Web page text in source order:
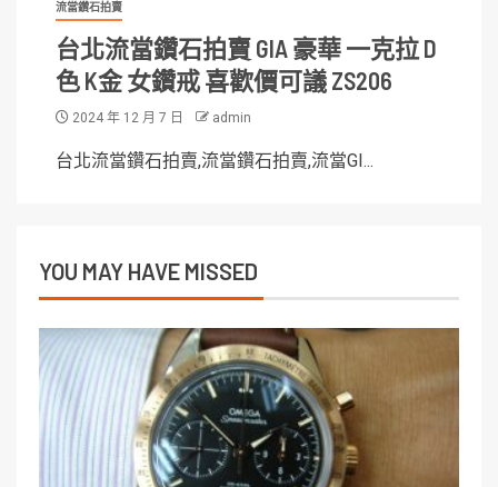
流當鑽石拍賣
台北流當鑽石拍賣 GIA 豪華 一克拉 D
色 K金 女鑽戒 喜歡價可議 ZS206
2024 年 12 月 7 日 admin
台北流當鑽石拍賣,流當鑽石拍賣,流當GI...
YOU MAY HAVE MISSED